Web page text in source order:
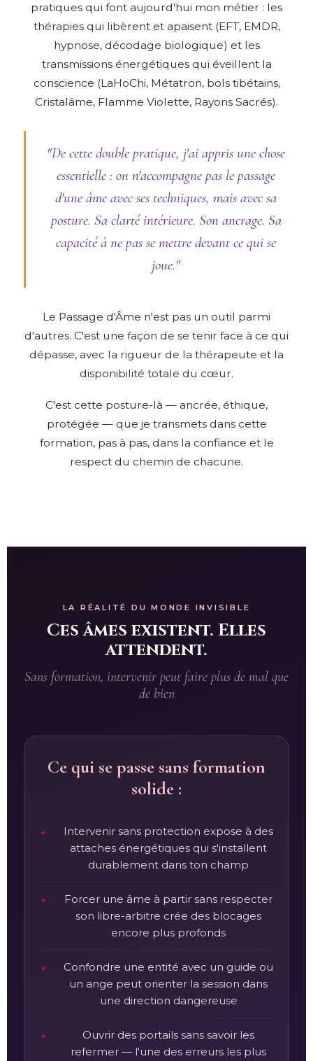
pratiques qui font aujourd'hui mon métier : les
thérapies qui libèrent et apaisent (EFT, EMDR,
hypnose, décodage biologique) et les
transmissions énergétiques qui éveillent la
conscience (LaHoChi, Métatron, bols tibétains,
Cristalâme, Flamme Violette, Rayons Sacrés).
"De cette double pratique, j'ai appris une chose
essentielle : on n'accompagne pas le passage
d'une âme avec ses techniques, mais avec sa
posture. Sa clarté intérieure. Son ancrage. Sa
capacité à ne pas se mettre devant ce qui se
joue."
Le Passage d'Âme n'est pas un outil parmi
d'autres. C'est une façon de se tenir face à ce qui
dépasse, avec la rigueur de la thérapeute et la
disponibilité totale du cœur.
C'est cette posture-là — ancrée, éthique,
protégée — que je transmets dans cette
formation, pas à pas, dans la confiance et le
respect du chemin de chacune.
LA RÉALITÉ DU MONDE INVISIBLE
Ces âmes existent. Elles
attendent.
Sans formation, intervenir peut faire plus de mal que
de bien
Ce qui se passe sans formation
solide :
Intervenir sans protection expose à des
attaches énergétiques qui s'installent
durablement dans ton champ
Forcer une âme à partir sans respecter
son libre-arbitre crée des blocages
encore plus profonds
Confondre une entité avec un guide ou
un ange peut orienter la session dans
une direction dangereuse
Ouvrir des portails sans savoir les
refermer — l'une des erreurs les plus